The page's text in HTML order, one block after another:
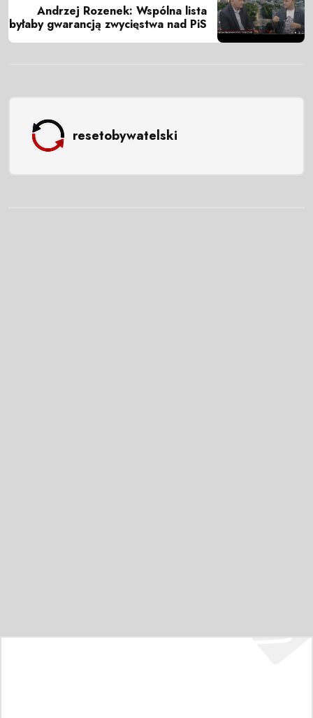
Andrzej Rozenek: Wspólna lista
byłaby gwarancją zwycięstwa nad PiS
resetobywatelski